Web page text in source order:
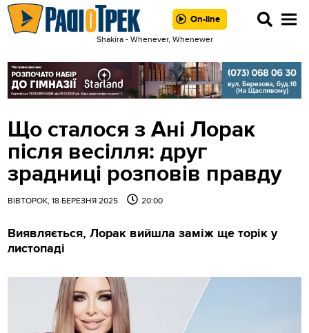
On-line
Shakira - Whenever, Whenewer
Що сталося з Ані Лорак
після весілля: друг
зрадниці розповів правду
ВІВТОРОК, 18 БЕРЕЗНЯ 2025 20:00
Виявляється, Лорак вийшла заміж ще торік у
листопаді